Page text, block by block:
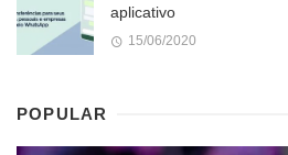
aplicativo
15/06/2020
POPULAR